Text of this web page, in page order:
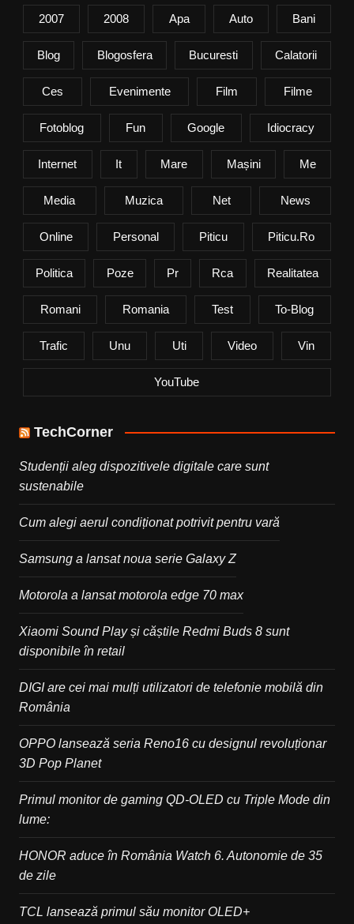
2007 2008 Apa Auto Bani
Blog Blogosfera Bucuresti Calatorii
Ces Evenimente Film Filme
Fotoblog Fun Google Idiocracy
Internet It Mare Mașini Me
Media Muzica Net News
Online Personal Piticu Piticu.ro
Politica Poze Pr Rca Realitatea
Romani Romania Test To-Blog
Trafic Unu Uti Video Vin
YouTube
TechCorner
Studenții aleg dispozitivele digitale care sunt
sustenabile
Cum alegi aerul condiționat potrivit pentru vară
Samsung a lansat noua serie Galaxy Z
Motorola a lansat motorola edge 70 max
Xiaomi Sound Play și căștile Redmi Buds 8 sunt
disponibile în retail
DIGI are cei mai mulți utilizatori de telefonie mobilă din
România
OPPO lansează seria Reno16 cu designul revoluționar
3D Pop Planet
Primul monitor de gaming QD-OLED cu Triple Mode din
lume:
HONOR aduce în România Watch 6. Autonomie de 35
de zile
TCL lansează primul său monitor OLED+